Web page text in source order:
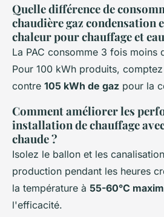
Quelle différence de
chaudière gaz condensation
chaleur pour chauffage et
La PAC consomme 3 fois moins
Pour 100 kWh produits,
contre 105 kWh de gaz pour la
Comment améliorer les
installation de chauffage
chaude ?
Isolez le ballon et les
production pendant les heures
la température à 55-60°C
l'efficacité.